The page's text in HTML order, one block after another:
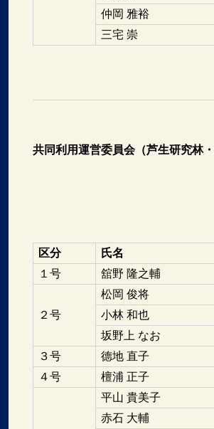
仲岡 雅裕
三宅 崇
共同利用運営委員会（芦生研究林
区分 氏名
１号
舘野 隆之輔
２号
松岡 俊将
小林 和也
坂野上 なお
３号
德地 直子
４号
檀浦 正子
平山 貴美子
赤石 大輔